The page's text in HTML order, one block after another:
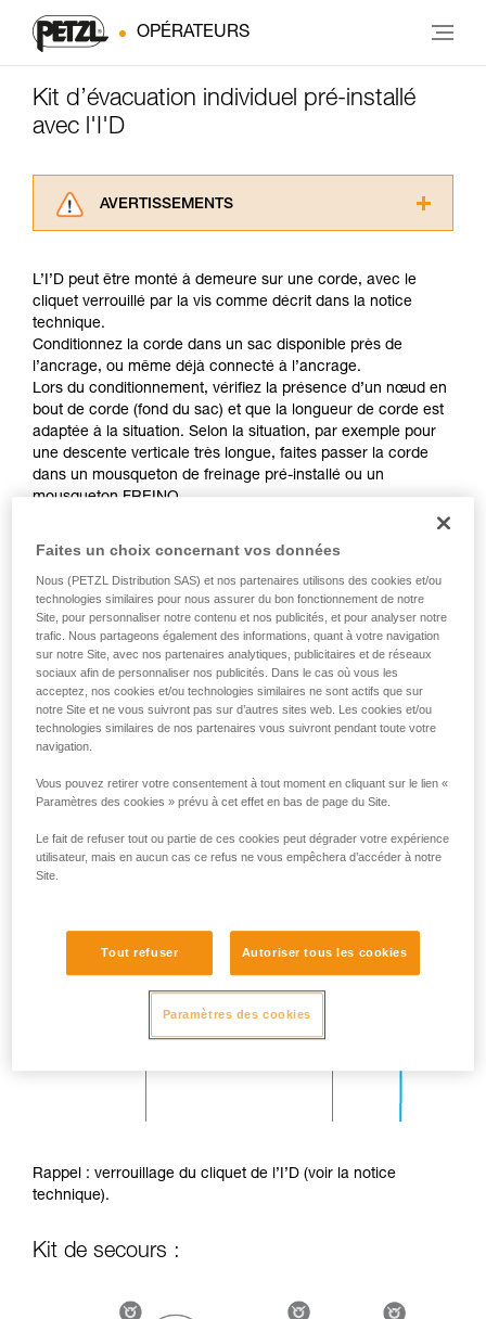
OPÉRATEURS
Kit d’évacuation individuel pré-installé
avec l'I'D
AVERTISSEMENTS
consulter. Vous devez avoir compris les
informations de la notice technique pour
pouvoir comprendre ce complément
d’informations.
Maîtriser ces techniques nécessite une
formation et un entraînement spécifique. Validez
avec un professionnel votre capacité à refaire
la manipulation, seul, en toute sécurité, avant
de la reproduire en autonomie.
Nous donnons des exemples de techniques
L’I’D peut être monté à demeure sur une corde, avec le
cliquet verrouillé par la vis comme décrit dans la notice
technique.
Conditionnez la corde dans un sac disponible près de
l’ancrage, ou même déjà connecté à l’ancrage.
Lors du conditionnement, vérifiez la présence d’un nœud en
bout de corde (fond du sac) et que la longueur de corde est
adaptée à la situation. Selon la situation, par exemple pour
une descente verticale très longue, faites passer la corde
dans un mousqueton de freinage pré-installé ou un
mousqueton FREINO.
minimum.
l’I’D pour pouvoir entamer sa descente.
Rappel : verrouillage du cliquet de l’I’D (voir la notice
technique).
Kit de secours :
Faites un choix concernant vos données
Nous (PETZL Distribution SAS) et nos partenaires utilisons des cookies et/ou
technologies similaires pour nous assurer du bon fonctionnement de notre
Site, pour personnaliser notre contenu et nos publicités, et pour analyser notre
trafic. Nous partageons également des informations, quant à votre navigation
sur notre Site, avec nos partenaires analytiques, publicitaires et de réseaux
sociaux afin de personnaliser nos publicités. Dans le cas où vous les
acceptez, nos cookies et/ou technologies similaires ne sont actifs que sur
notre Site et ne vous suivront pas sur d’autres sites web. Les cookies et/ou
technologies similaires de nos partenaires vous suivront pendant toute votre
navigation.
Vous pouvez retirer votre consentement à tout moment en cliquant sur le lien «
Paramètres des cookies » prévu à cet effet en bas de page du Site.
Le fait de refuser tout ou partie de ces cookies peut dégrader votre expérience
utilisateur, mais en aucun cas ce refus ne vous empêchera d’accéder à notre
Site.
Tout refuser Autoriser tous les cookies
Paramètres des cookies